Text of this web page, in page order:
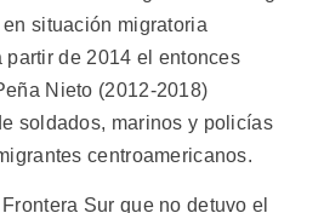
situación migratoria
partir de 2014 el entonces
Nieto (2012-2018)
soldados, marinos y policías
centroamericanos.
Sur que no detuvo el